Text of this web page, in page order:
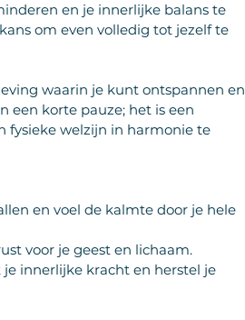
en je innerlijke balans te
om even volledig tot jezelf te
waarin je kunt ontspannen en
een korte pauze; het is een
fysieke welzijn in harmonie te
en voel de kalmte door je hele
voor je geest en lichaam.
innerlijke kracht en herstel je